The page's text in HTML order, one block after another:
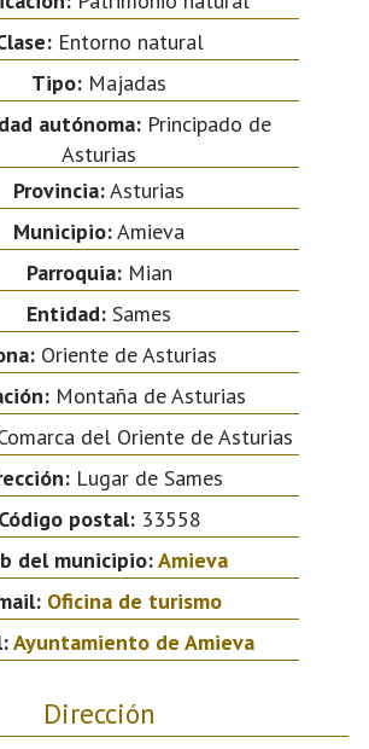
Entorno natural
Tipo: Majadas
autónoma:Principado de
Asturias
Provincia:Asturias
Municipio:Amieva
Parroquia:Mian
Entidad: Sames
Oriente de Asturias
Montaña de Asturias
del Oriente de Asturias
Lugar de Sames
Código postal:33558
del municipio:Amieva
Oficina de turismo
Ayuntamiento de Amieva
Dirección